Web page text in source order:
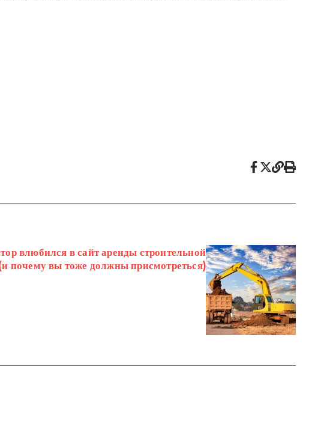
влюбился в сайт аренды строительной
почему вы тоже должны присмотреться)